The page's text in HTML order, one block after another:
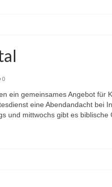
0
ein gemeinsames Angebot für
eine Abendandacht bei
und mittwochs gibt es